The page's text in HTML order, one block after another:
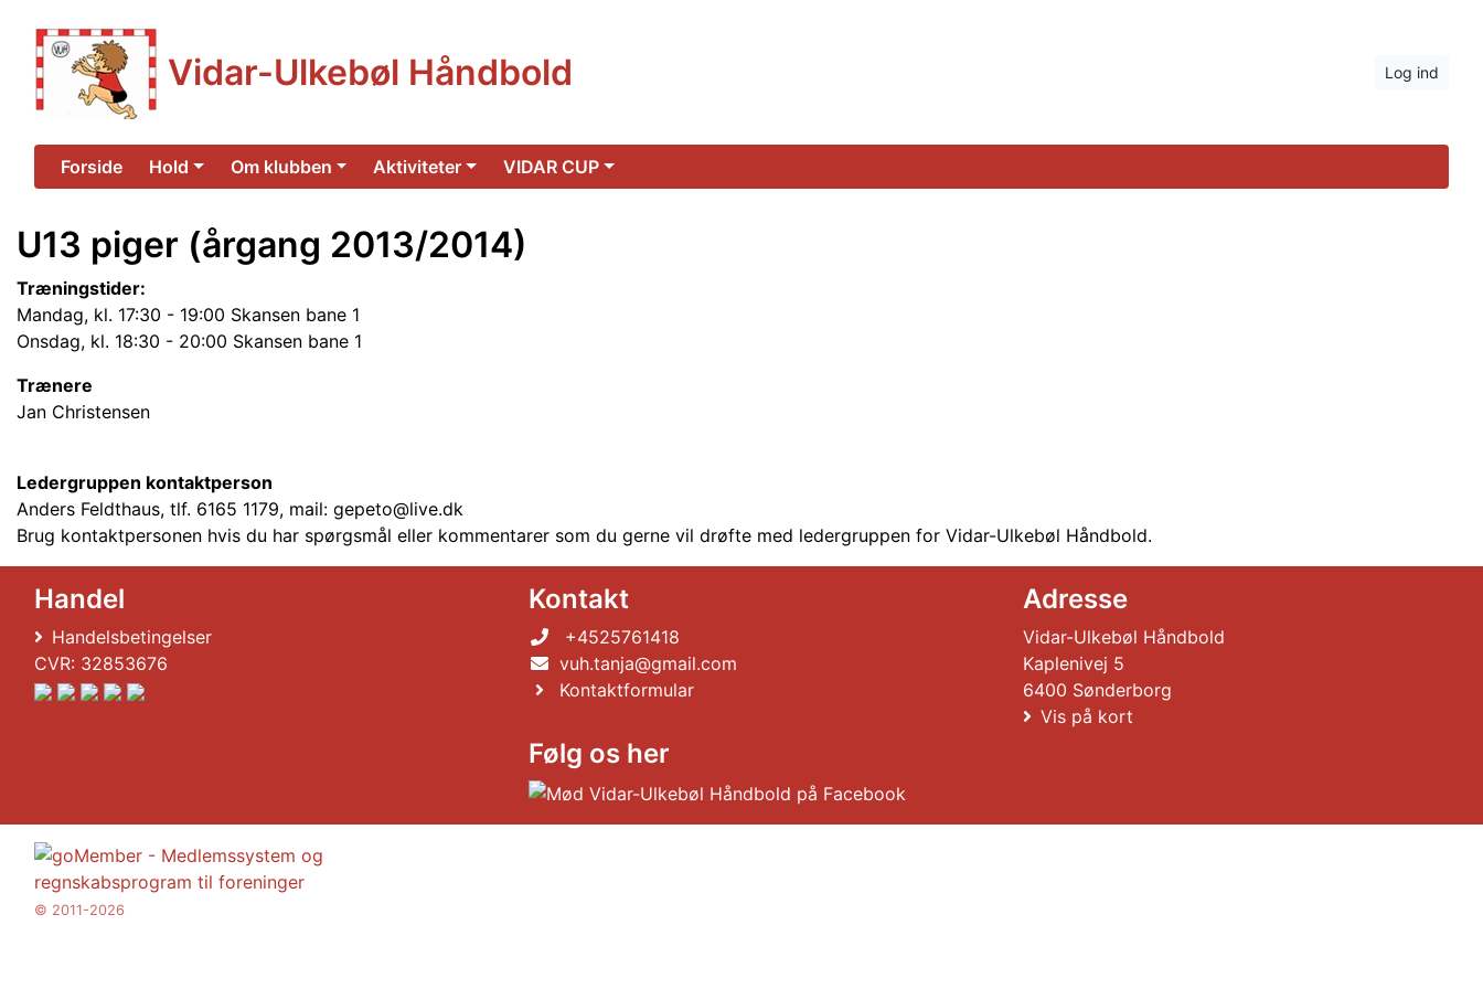
Vidar-Ulkebøl Håndbold Log ind
Forside Hold Om klubben Aktiviteter VIDAR CUP
U13 piger (årgang 2013/2014)
Træningstider:
Mandag, kl. 17:30 - 19:00 Skansen bane 1
Onsdag, kl. 18:30 - 20:00 Skansen bane 1
Trænere
Jan Christensen
Ledergruppen kontaktperson
Anders Feldthaus, tlf. 6165 1179, mail: gepeto@live.dk
Brug kontaktpersonen hvis du har spørgsmål eller kommentarer som du gerne vil drøfte med ledergruppen for Vidar-Ulkebøl Håndbold.
Handel
Handelsbetingelser
CVR: 32853676
Kontakt
+4525761418
vuh.tanja@gmail.com
Kontaktformular
Følg os her
Adresse
Vidar-Ulkebøl Håndbold
Kaplenivej 5
6400 Sønderborg
Vis på kort
© 2011-2026